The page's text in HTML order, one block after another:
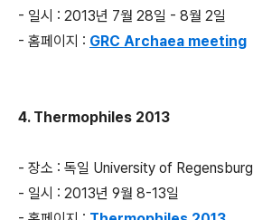
- 일시 : 2013년 7월 28일 - 8월 2일
- 홈페이지 : GRC Archaea meeting
4. Thermophiles 2013
- 장소 : 독일 University of Regensburg
- 일시 : 2013년 9월 8-13일